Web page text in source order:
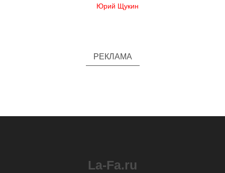
Юрий Щукин
РЕКЛАМА
La-Fa.ru